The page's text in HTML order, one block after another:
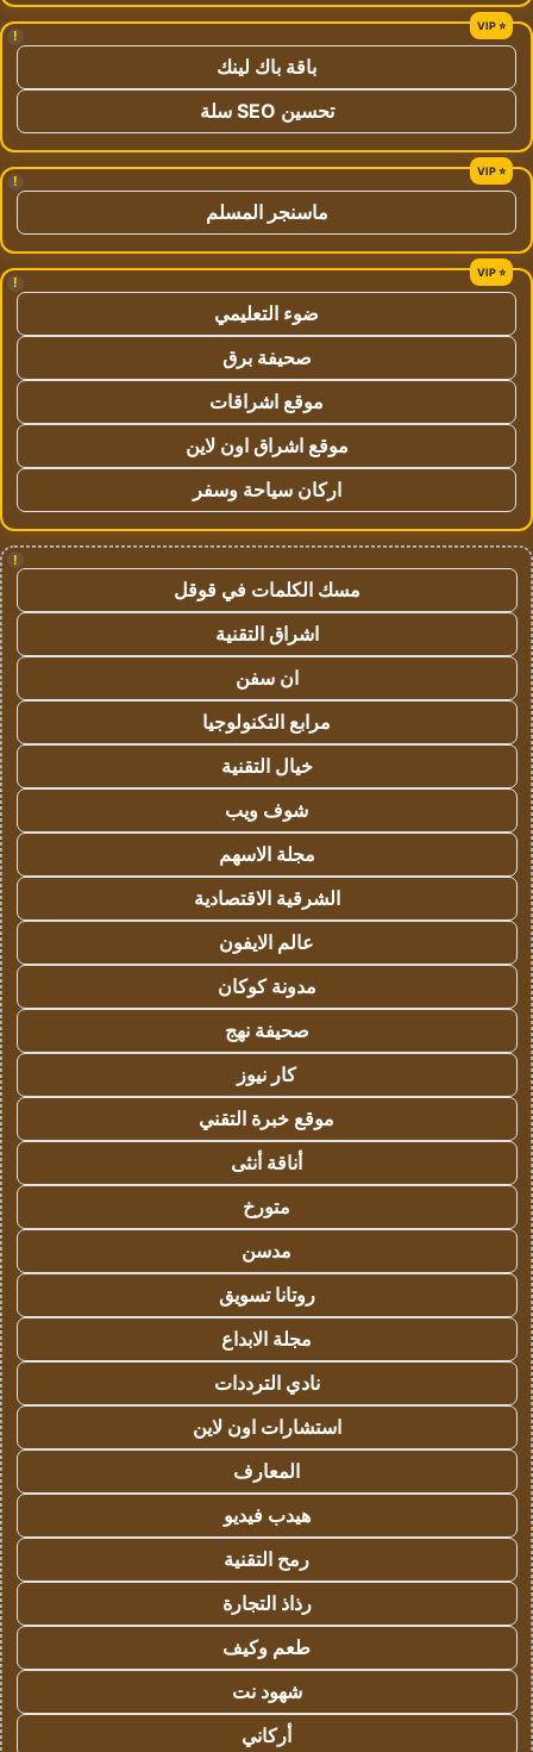
!
باقة باك لينك
تحسين SEO سلة
!
ماسنجر المسلم
!
ضوء التعليمي
صحيفة برق
موقع اشراقات
موقع اشراق اون لاين
اركان سياحة وسفر
!
مسك الكلمات في قوقل
اشراق التقنية
ان سفن
مرابع التكنولوجيا
خيال التقنية
شوف ويب
مجلة الاسهم
الشرقية الاقتصادية
عالم الايفون
مدونة كوكان
صحيفة نهج
كار نيوز
موقع خبرة التقني
أناقة أنثى
متورخ
مدسن
روتانا تسويق
مجلة الابداع
نادي الترددات
استشارات اون لاين
المعارف
هيدب فيديو
رمح التقنية
رذاذ التجارة
طعم وكيف
شهود نت
أركاني